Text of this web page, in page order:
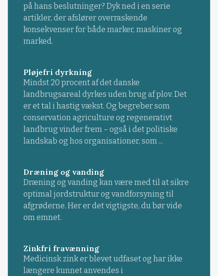
på hans beslutninger? Dyk ned i en serie
artikler, der afslører overraskende
konsekvenser for både marker, maskiner og
marked.
Pløjefri dyrkning
Mindst 20 procent af det danske
landbrugsareal dyrkes uden brug af plov. Det
er et tal i hastig vækst. Og begreber som
conservation agriculture og regenerativt
landbrug vinder frem – også i det politiske
landskab og hos organisationer, som ...
Dræning og vanding
Dræning og vanding kan være med til at sikre
optimal jordstruktur og vandforsyning til
afgrøderne. Her er det vigtigste, du bør vide
om emnet.
Zinkfri fravænning
Medicinsk zink er blevet udfaset og har ikke
længere kunnet anvendes i